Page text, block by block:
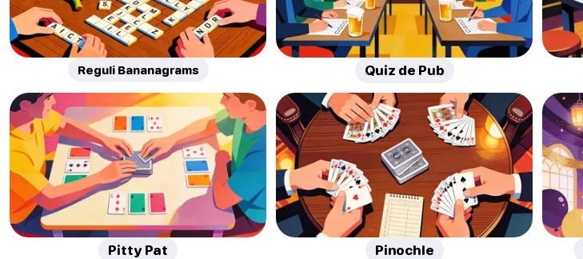
Reguli Bananagrams Quiz de Pub
Pitty Pat Pinochle